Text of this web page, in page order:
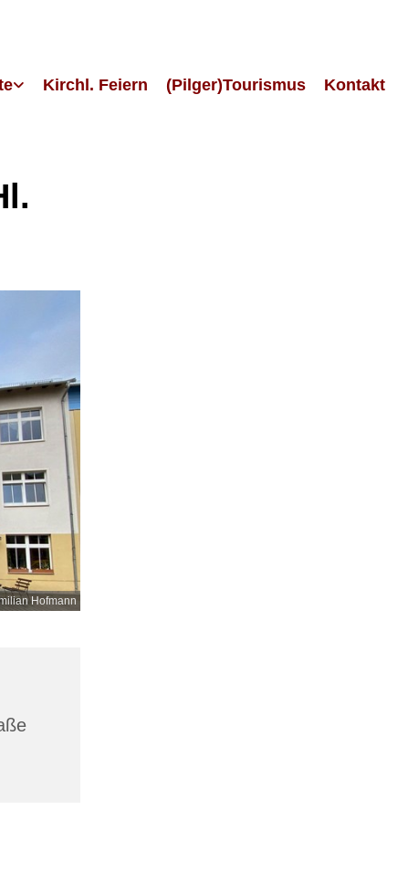
Kirchl. Feiern (Pilger)Tourismus Kontakt
Hofmann